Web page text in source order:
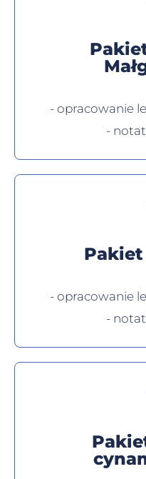
- opracowanie
-
Pakiet
- opracowanie
-